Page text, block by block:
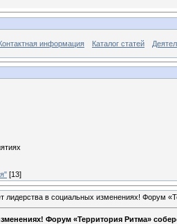
информация Каталог статей
[13]
лидерства в социальных изменениях! Форум
Форум «Территория Ритма»